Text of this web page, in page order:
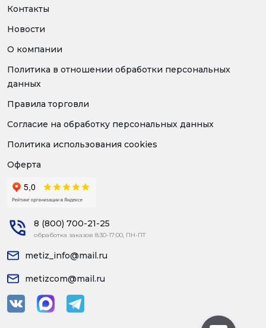
Контакты
Новости
О компании
Политика в отношении обработки персональных
данных
Правила торговли
Согласие на обработку персональных данных
Политика использования cookies
Оферта
8 (800) 700-21-25
обработка заказов 8:30-17:00, ПН-ПТ
metiz_info@mail.ru
metizcom@mail.ru